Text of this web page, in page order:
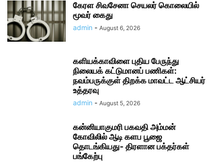
கேரள சிவசேனா செயலர் கொலையில்
மூவர் கைது
admin - August 6, 2026
களியக்காவிளை புதிய பேருந்து
நிலையக் கட்டுமானப் பணிகள்:
நவம்பருக்குள் திறக்க மாவட்ட ஆட்சியர்
உத்தரவு
admin - August 5, 2026
கன்னியாகுமரி பகவதி அம்மன்
கோவிலில் ஆடி களப பூஜை
தொடங்கியது- திரளான பக்தர்கள்
பங்கேற்பு